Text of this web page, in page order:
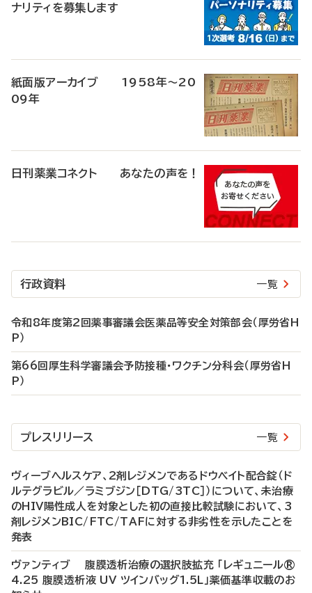
ナリティを募集します
紙面版アーカイブ 1958年～20
09年
日刊薬業コネクト あなたの声を！
行政資料 一覧
令和8年度第2回薬事審議会医薬品等安全対策部会（厚労省H
P）
第66回厚生科学審議会予防接種・ワクチン分科会（厚労省H
P）
プレスリリース 一覧
ヴィーブヘルスケア、2剤レジメンであるドウベイト配合錠（ド
ルテグラビル／ラミブジン［DTG/3TC］）について、未治療
のHIV陽性成人を対象とした初の直接比較試験において、3
剤レジメンBIC/FTC/TAFに対する非劣性を示したことを
発表
ヴァンティブ 腹膜透析治療の選択肢拡充 「レギュニール®
4.25 腹膜透析液 UV ツインバッグ1.5L」薬価基準収載のお